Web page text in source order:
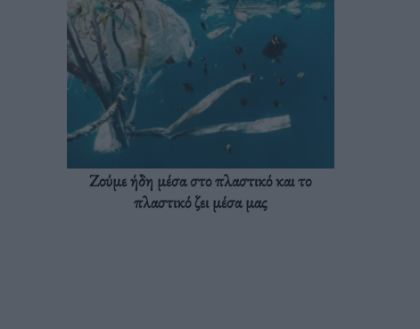
Ζούμε ήδη μέσα στο πλαστικό και το
πλαστικό ζει μέσα μας